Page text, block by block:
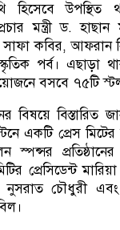
হিসেবে উপস্থিত
মন্ত্রী ড.
সাফা কবির, আফরান
পর্ব। এছাড়া
বসবে ৭৫টি
বিষয়ে বিস্তারিত
একটি প্রেস
প্রতিষ্ঠানের
প্রেসিডেন্ট মারিয়া
চৌধুরী এবং